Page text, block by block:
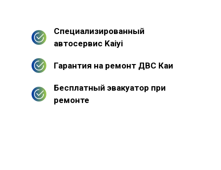
Специализированный
автосервис Kaiyi
Гарантия на ремонт ДВС Каи
Бесплатный эвакуатор при
ремонте